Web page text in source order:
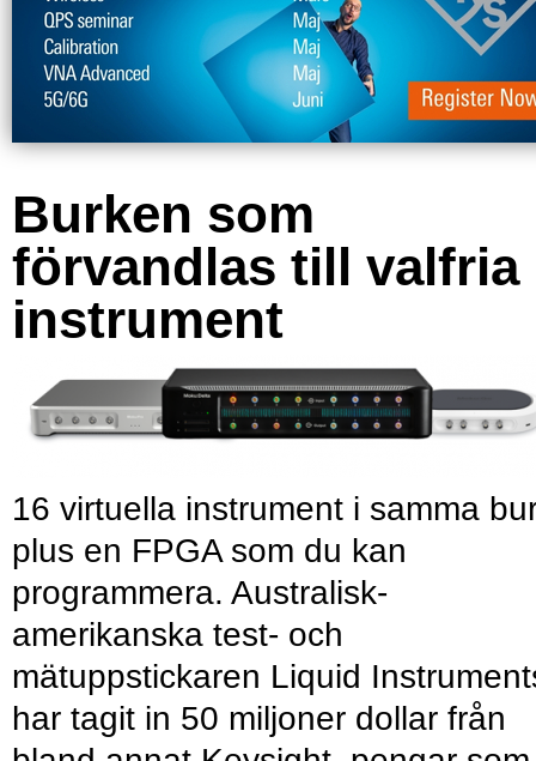
Burken som
förvandlas till valfria
instrument
16 virtuella instrument i samma
plus en FPGA som du kan
programmera. Australisk-
amerikanska test- och
mätuppstickaren Liquid
har tagit in 50 miljoner dollar från